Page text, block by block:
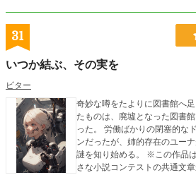
31
いつか結ぶ、その実を
ビター
奇妙な噂をたよりに図書館へ
たものは、廃墟となった図書
った。 労働ばかりの閉塞的な
ンだったが、姉的存在のユー
謎を知り始める。 ※この作品は第5回日本SF作家クラブの小
さな小説コンテストの共通文